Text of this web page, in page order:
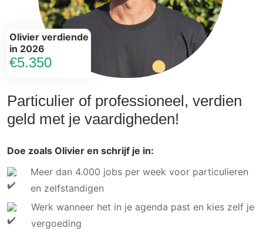
Particulier of professioneel, verdien
geld met je vaardigheden!
Doe zoals Olivier en schrijf je in:
Meer dan 4.000 jobs per week voor particulieren
en zelfstandigen
Werk wanneer het in je agenda past en kies zelf je
vergoeding
Olivier verdiende
in 2026
€5.350